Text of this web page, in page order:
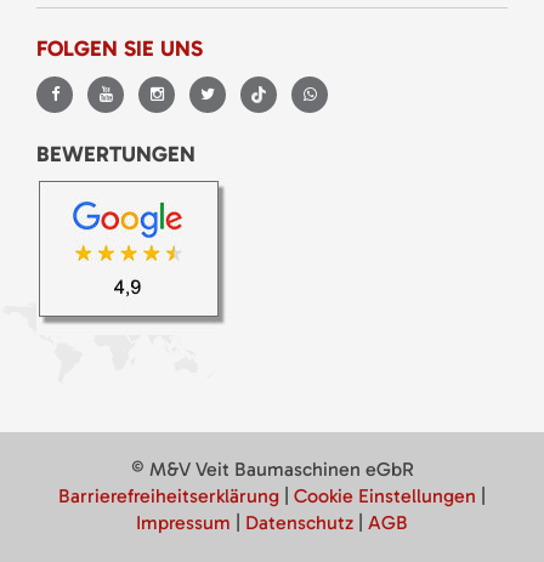
FOLGEN SIE UNS
BEWERTUNGEN
© M&V Veit Baumaschinen eGbR
Barrierefreiheitserklärung
Cookie Einstellungen
Impressum
Datenschutz AGB